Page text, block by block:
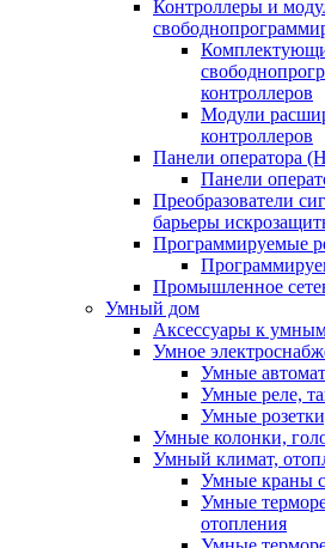
Контроллеры и
контроллеров
Модули
контроллеров
Панели оператора
Панели
Преобразователи
барьеры
Программируемые
Промышленное
Умный дом
Аксессуары к
Умное
Умные
Умные реле,
Умные
Умные колонки,
Умный климат,
Умные краны
Умные
отопления